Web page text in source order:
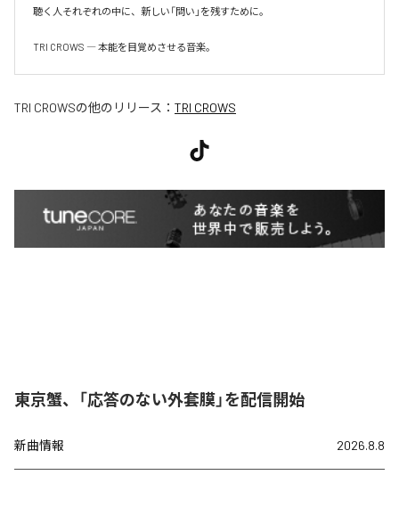
聴く人それぞれの中に、新しい「問い」を残すために。
TRI CROWS ― 本能を目覚めさせる音楽。
TRI CROWSの他のリリース： TRI CROWS
東京蟹、「応答のない外套膜」を配信開始
新曲情報 2026.8.8